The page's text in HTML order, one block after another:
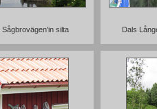
Sågbrovägen'in silta Dals